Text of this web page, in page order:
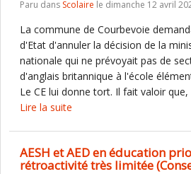
Paru dans Scolaire le dimanche 12 avril
La commune de Courbevoie
d'Etat d'annuler la décision de la
nationale qui ne prévoyait pas de
d'anglais britannique à l'école
Le CE lui donne tort. Il fait valoir
Lire la suite
AESH et AED en éducation
rétroactivité très limitée